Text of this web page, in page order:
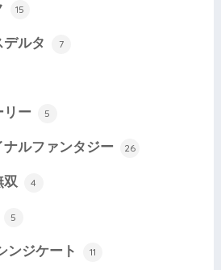
15
ルタ 7
リー 5
ルファンタジー 26
双 4
5
ンジケート 11